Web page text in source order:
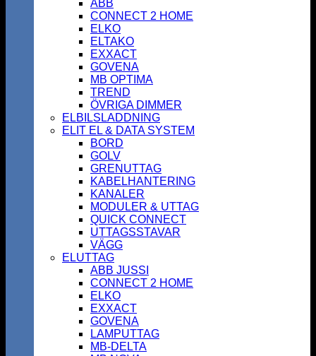
ABB
CONNECT 2 HOME
ELKO
ELTAKO
EXXACT
GOVENA
MB OPTIMA
TREND
ÖVRIGA DIMMER
ELBILSLADDNING
ELIT EL & DATA SYSTEM
BORD
GOLV
GRENUTTAG
KABELHANTERING
KANALER
MODULER & UTTAG
QUICK CONNECT
UTTAGSSTAVAR
VÄGG
ELUTTAG
ABB JUSSI
CONNECT 2 HOME
ELKO
EXXACT
GOVENA
LAMPUTTAG
MB-DELTA